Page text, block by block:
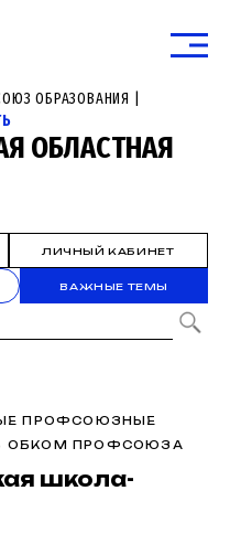
ОБРАЗОВАНИЯ |
ОБЛАСТНАЯ
ЛИЧНЫЙ КАБИНЕТ
ВАЖНЫЕ ТЕМЫ
ПРОФСОЮЗНЫЕ
ОБКОМ ПРОФСОЮЗА
школа-